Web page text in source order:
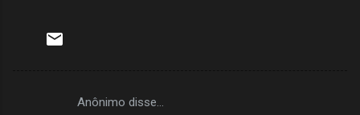
Anônimo disse…